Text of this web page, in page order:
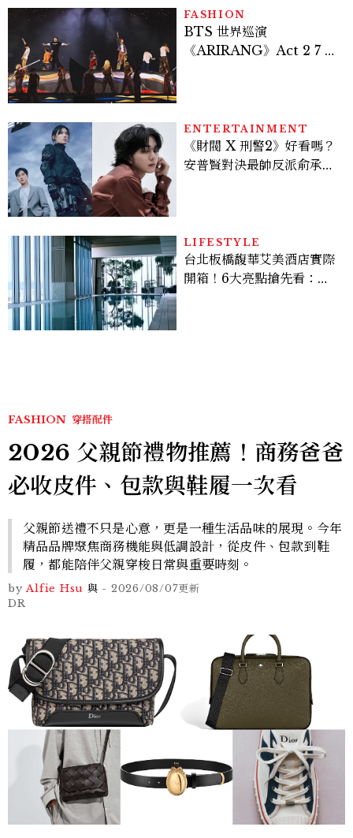
FASHION
BTS 世界巡演
《ARIRANG》Act 2 7 位
ENTERTAINMENT
《財閥 X 刑警2》好看嗎？
安普賢對決最帥反派俞承
多大？
LIFESTYLE
台北板橋馥華艾美酒店實際
開箱！6大亮點搶先看：新
FASHION 穿搭配件
2026 父親節禮物推薦！商務爸爸
必收皮件、包款與鞋履一次看
父親節送禮不只是心意，更是一種生活品味的展現。今年
精品品牌聚焦商務機能與低調設計，從皮件、包款到鞋
履，都能陪伴父親穿梭日常與重要時刻。
by Alfie Hsu 與 - 2026/08/07更新
DR